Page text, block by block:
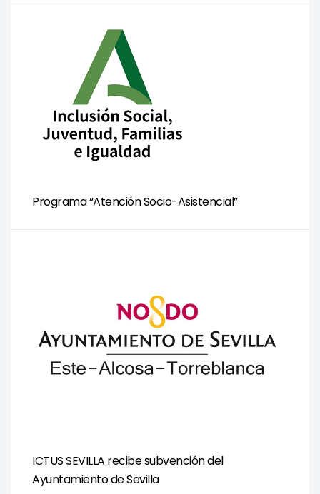
Programa “Atención Socio-Asistencial”
ICTUS SEVILLA recibe subvención del
Ayuntamiento de Sevilla